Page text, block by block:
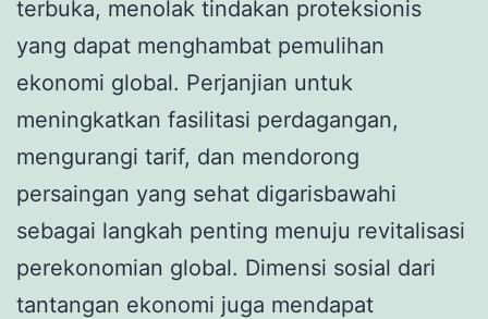
terbuka, menolak tindakan proteksionis
yang dapat menghambat pemulihan
ekonomi global. Perjanjian untuk
meningkatkan fasilitasi perdagangan,
mengurangi tarif, dan mendorong
persaingan yang sehat digarisbawahi
sebagai langkah penting menuju revitalisasi
perekonomian global. Dimensi sosial dari
tantangan ekonomi juga mendapat